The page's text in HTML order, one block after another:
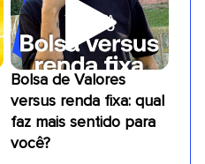
Bolsa de Valores
versus renda fixa: qual
faz mais sentido para
você?